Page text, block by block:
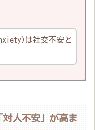
は社交不安と
対人不安」が高ま